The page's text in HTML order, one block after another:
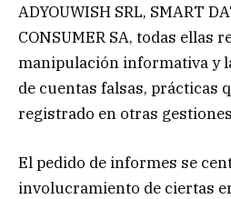
ADYOUWISH SRL, SMART
CONSUMER SA, todas ellas
manipulación informativa y
de cuentas falsas, prácticas
registrado en otras
El pedido de informes se
involucramiento de ciertas